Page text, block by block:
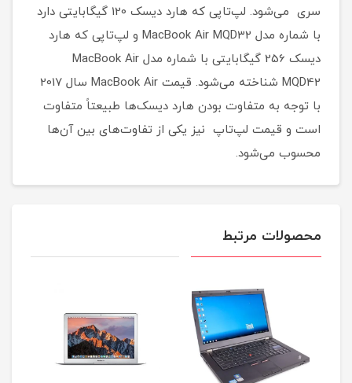
سری می‌شود. لپ‌تاپی که هارد دیسک 120 گیگابایتی دارد
با شماره مدل MacBook Air MQD32 و لپ‌تاپی که هارد
دیسک 256 گیگابایتی با شماره مدل MacBook Air
MQD42 شناخته می‌شود. قیمت MacBook Air سال 2017
با توجه به متفاوت بودن هارد دیسک‌ها طبیعتاً متفاوت
است و قیمت لپ‌تاپ نیز یکی از تفاوت‌های بین آن‌ها
محسوب می‌شود.
محصولات مرتبط